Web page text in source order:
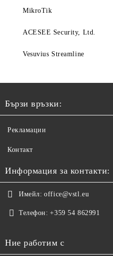
MikroTik
ACESEE Security, Ltd.
Vesuvius Streamline
Бързи връзки:
Рекламации
Контакт
Информация за контакти:
Имейл: office@vstl.eu
Телефон: +359 54 862991
Ние работим с